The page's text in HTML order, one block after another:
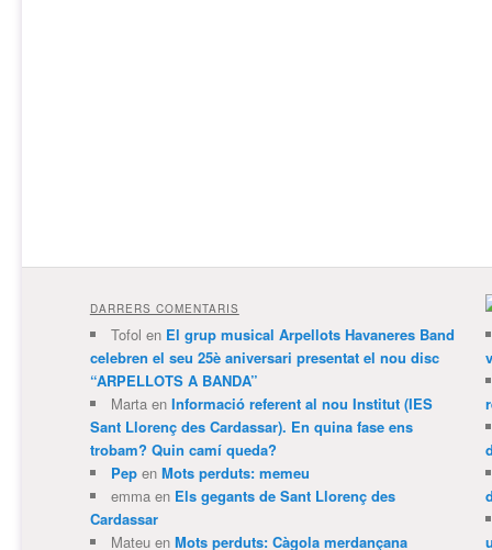
DARRERS COMENTARIS
Tofol en El grup musical Arpellots Havaneres Band
celebren el seu 25è aniversari presentat el nou disc
“ARPELLOTS A BANDA”
Martaen Informació referent al nou Institut (IES
Sant Llorenç des Cardassar). En quina fase ens
trobam? Quin camí queda?
Pepen Mots perduts: memeu
emmaen Els gegants de Sant Llorenç des
Cardassar
Mateuen Mots perduts: Càgola merdançana